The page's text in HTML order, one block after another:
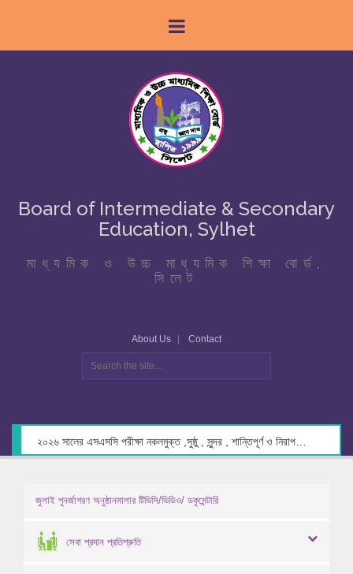
Board of Intermediate & Secondary
Education, Sylhet
মাধ্যমিক ও উচ্চ মাধ্যমিক শিক্ষা বোর্ড,
সিলেট
About Us Contact
জুলাই পুনর্জাগরণ অনুষ্ঠানমালার টিভিসি/ভিডিও/ ডকুমেন্টারি
সেবা প্রদান প্রতিশ্রুতি